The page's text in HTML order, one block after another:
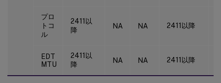
プロ
トコ
ル
2411以
降
NA NA 2411以降
EDT
MTU
2411以
降
NA NA 2411以降